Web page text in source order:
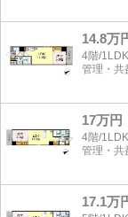
14.8万
4階/
管理・共
17万円
4階/
管理・共
17.1万